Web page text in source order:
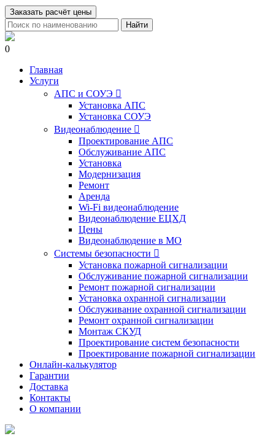
Заказать расчёт цены
Найти
0
Главная
Услуги
АПС и СОУЭ 
Установка АПС
Установка СОУЭ
Видеонаблюдение 
Проектирование АПС
Обслуживание АПС
Установка
Модернизация
Ремонт
Аренда
Wi-Fi видеонаблюдение
Видеонаблюдение ЕЦХД
Цены
Видеонаблюдение в МО
Системы безопасности 
Установка пожарной сигнализации
Обслуживание пожарной сигнализации
Ремонт пожарной сигнализации
Установка охранной сигнализации
Обслуживание охранной сигнализации
Ремонт охранной сигнализации
Монтаж СКУД
Проектирование систем безопасности
Проектирование пожарной сигнализации
Онлайн-калькулятор
Гарантии
Доставка
Контакты
О компании